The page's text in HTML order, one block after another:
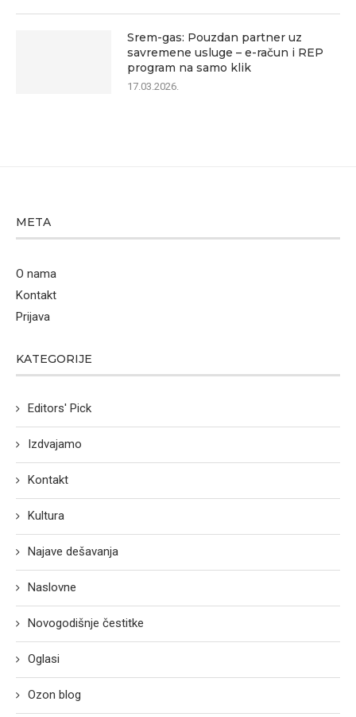
Srem-gas: Pouzdan partner uz
savremene usluge – e-račun i REP
program na samo klik
17.03.2026.
META
O nama
Kontakt
Prijava
KATEGORIJE
Editors' Pick
Izdvajamo
Kontakt
Kultura
Najave dešavanja
Naslovne
Novogodišnje čestitke
Oglasi
Ozon blog